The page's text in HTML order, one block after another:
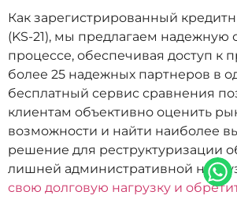
Как зарегистрированный
(KS-21), мы предлагаем надежную
процессе, обеспечивая доступ к
более 25 надежных партнеров в
бесплатный сервис сравнения
клиентам объективно оценить
возможности и найти наиболее
решение для реструктуризации
лишней административной
свою долговую нагрузку и